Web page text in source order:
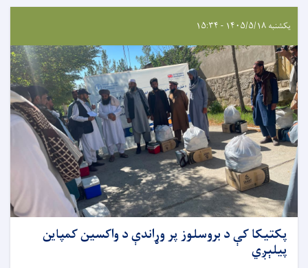
یکشنبه ۱۴۰۵/۵/۱۸ - ۱۵:۳۴
پکتیکا کې د بروسلوز پر وړاندې د واکسین کمپاین
پیلېږي